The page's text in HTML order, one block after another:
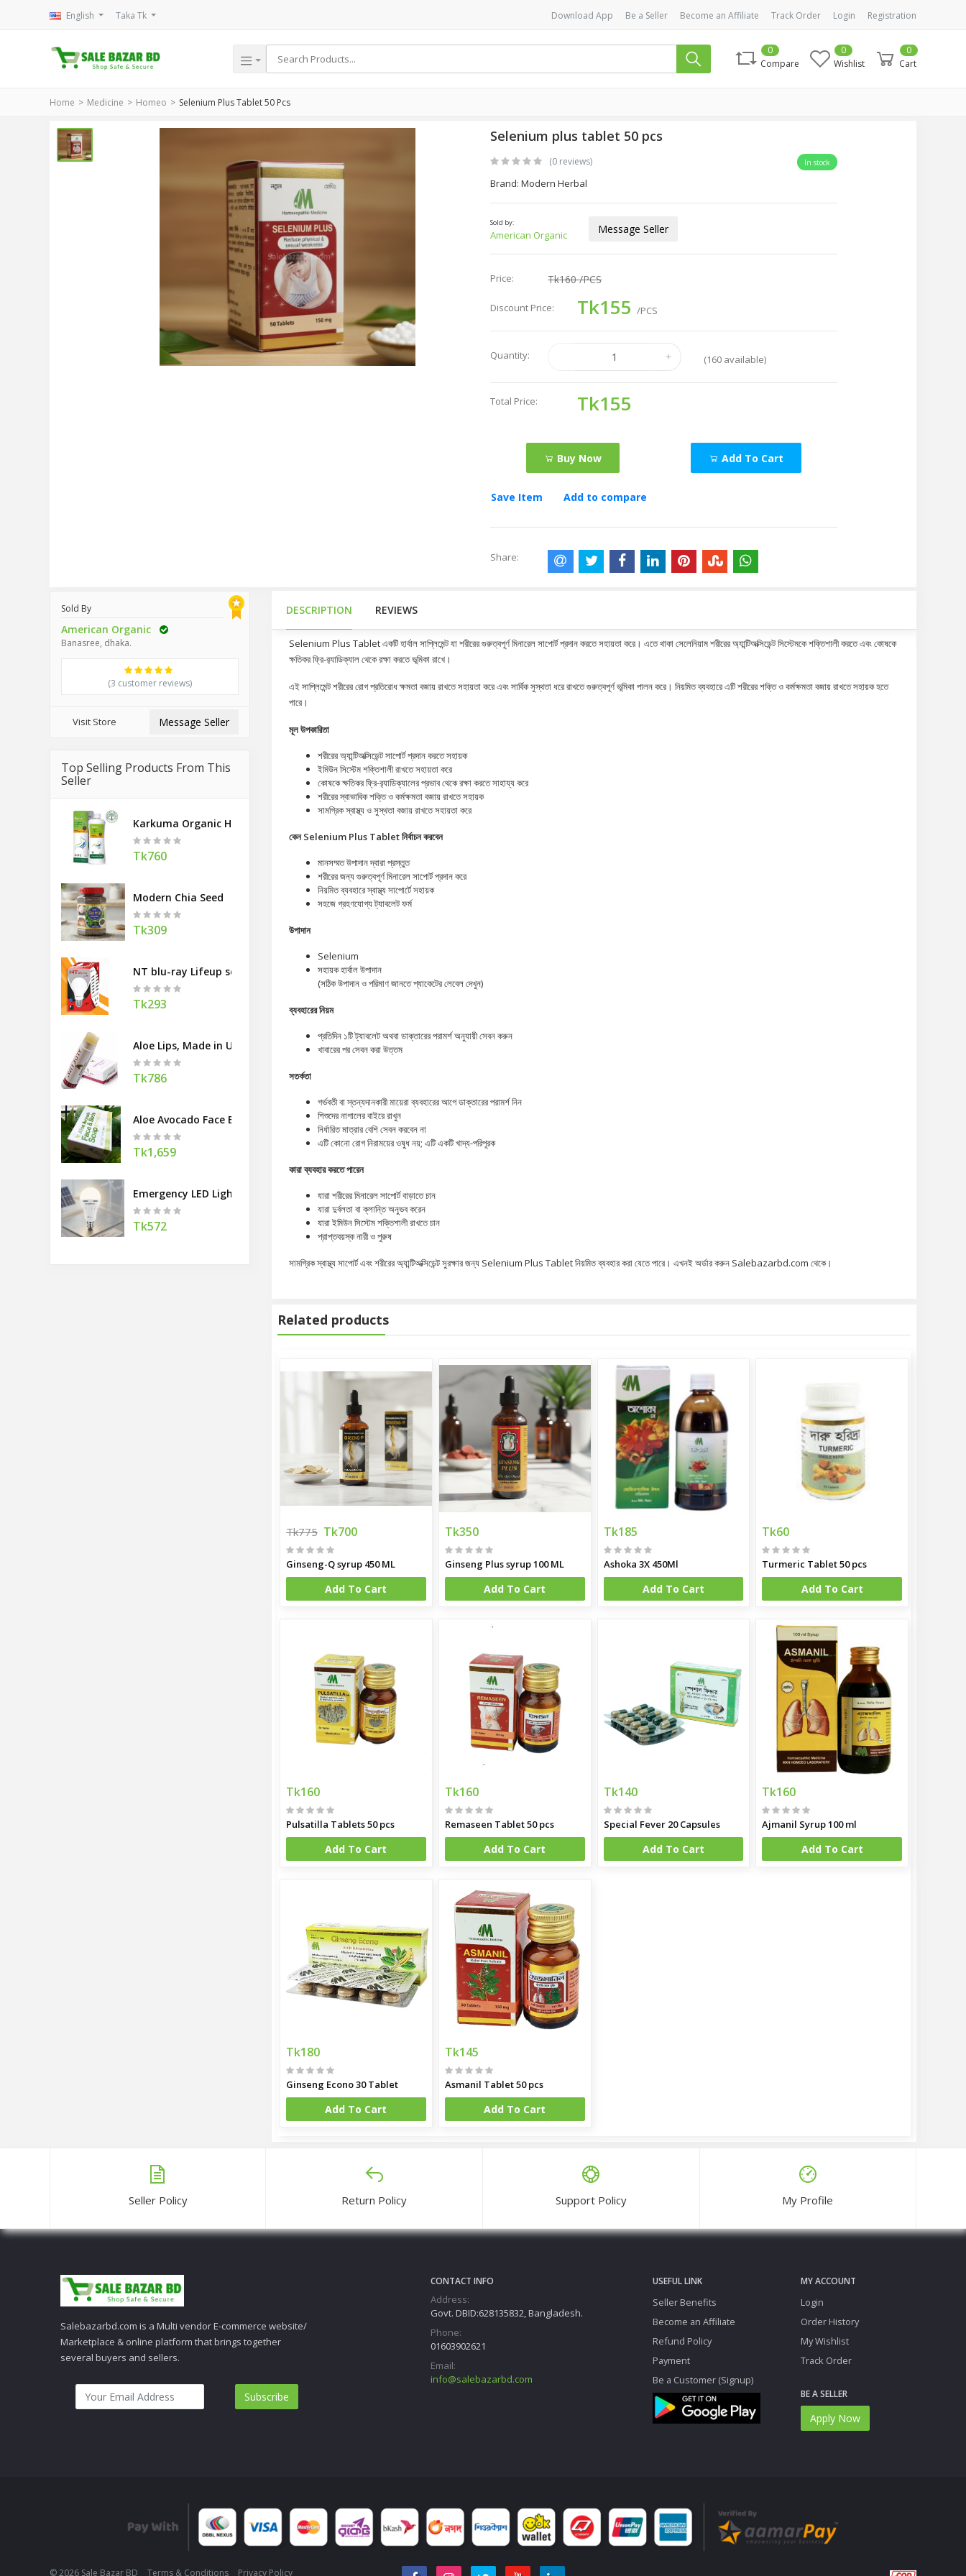
English Taka Tk Download App Be a Seller Become an Affiliate Track Order Login Registration
Compare
0
Wishlist
0
Cart
0
Home Medicine Homeo Selenium Plus Tablet 50 Pcs
Selenium plus tablet 50 pcs
(0 reviews) In stock
Brand: Modern Herbal
Sold by:
American Organic Message Seller
Price: Tk160/PCS
Discount Price: Tk155 /PCS
Quantity: (160available)
Total Price: Tk155
Buy Now Add To Cart
Save Item Add to compare
Share:
Sold By
American Organic
Banasree, dhaka.
(3 customer reviews)
Visit Store Message Seller
Top Selling Products From This
Seller
Karkuma Organic Healthy Gut 400 ML
Tk760
Modern Chia Seed
Tk309
NT blu-ray Lifeup series Bulb
Tk293
Aloe Lips, Made in USA
Tk786
Aloe Avocado Face Body Soap, Made in USA
Tk1,659
Emergency LED Light
Tk572
DESCRIPTION REVIEWS
Selenium Plus Tablet একটি হার্বাল সাপ্লিমেন্ট যা শরীরের গুরুত্বপূর্ণ মিনারেল সাপোর্ট প্রদান করতে সহায়তা করে। এতে থাকা সেলেনিয়াম শরীরের অ্যান্টিঅক্সিডেন্ট সিস্টেমকে শক্তিশালী করতে এবং কোষকে
ক্ষতিকর ফ্রি-র‌্যাডিক্যাল থেকে রক্ষা করতে ভূমিকা রাখে।
এই সাপ্লিমেন্ট শরীরের রোগ প্রতিরোধ ক্ষমতা বজায় রাখতে সহায়তা করে এবং সার্বিক সুস্থতা ধরে রাখতে গুরুত্বপূর্ণ ভূমিকা পালন করে। নিয়মিত ব্যবহারে এটি শরীরের শক্তি ও কর্মক্ষমতা বজায় রাখতে সহায়ক হতে
পারে।
মূল উপকারিতা
শরীরের অ্যান্টিঅক্সিডেন্ট সাপোর্ট প্রদান করতে সহায়ক
ইমিউন সিস্টেম শক্তিশালী রাখতে সহায়তা করে
কোষকে ক্ষতিকর ফ্রি-র‌্যাডিক্যালের প্রভাব থেকে রক্ষা করতে সাহায্য করে
শরীরের স্বাভাবিক শক্তি ও কর্মক্ষমতা বজায় রাখতে সহায়ক
সামগ্রিক স্বাস্থ্য ও সুস্থতা বজায় রাখতে সহায়তা করে
কেন Selenium Plus Tablet নির্বাচন করবেন
মানসম্মত উপাদান দ্বারা প্রস্তুত
শরীরের জন্য গুরুত্বপূর্ণ মিনারেল সাপোর্ট প্রদান করে
নিয়মিত ব্যবহারে স্বাস্থ্য সাপোর্টে সহায়ক
সহজে গ্রহণযোগ্য ট্যাবলেট ফর্ম
উপাদান
Selenium
সহায়ক হার্বাল উপাদান
(সঠিক উপাদান ও পরিমাণ জানতে প্যাকেটের লেবেল দেখুন)
ব্যবহারের নিয়ম
প্রতিদিন ১টি ট্যাবলেট অথবা ডাক্তারের পরামর্শ অনুযায়ী সেবন করুন
খাবারের পর সেবন করা উত্তম
সতর্কতা
গর্ভবতী বা স্তন্যদানকারী মায়েরা ব্যবহারের আগে ডাক্তারের পরামর্শ নিন
শিশুদের নাগালের বাইরে রাখুন
নির্ধারিত মাত্রার বেশি সেবন করবেন না
এটি কোনো রোগ নিরাময়ের ওষুধ নয়; এটি একটি খাদ্য-পরিপূরক
কারা ব্যবহার করতে পারেন
যারা শরীরের মিনারেল সাপোর্ট বাড়াতে চান
যারা দুর্বলতা বা ক্লান্তি অনুভব করেন
যারা ইমিউন সিস্টেম শক্তিশালী রাখতে চান
প্রাপ্তবয়স্ক নারী ও পুরুষ
সামগ্রিক স্বাস্থ্য সাপোর্ট এবং শরীরের অ্যান্টিঅক্সিডেন্ট সুরক্ষার জন্য Selenium Plus Tablet নিয়মিত ব্যবহার করা যেতে পারে। এখনই অর্ডার করুন Salebazarbd.com থেকে।
Related products
Tk775 Tk700
Ginseng-Q syrup 450 ML
Add To Cart
Tk350
Ginseng Plus syrup 100 ML
Add To Cart
Tk185
Ashoka 3X 450Ml
Add To Cart
Tk60
Turmeric Tablet 50 pcs
Add To Cart
Tk160
Pulsatilla Tablets 50 pcs
Add To Cart
Tk160
Remaseen Tablet 50 pcs
Add To Cart
Tk140
Special Fever 20 Capsules
Add To Cart
Tk160
Ajmanil Syrup 100 ml
Add To Cart
Tk180
Ginseng Econo 30 Tablet
Add To Cart
Tk145
Asmanil Tablet 50 pcs
Add To Cart
Seller Policy Return Policy Support Policy My Profile
Salebazarbd.com is a Multi vendor E-commerce website/
Marketplace & online platform that brings together
several buyers and sellers.
Subscribe
CONTACT INFO
Address:
Govt. DBID:628135832, Bangladesh.
Phone:
01603902621
Email:
info@salebazarbd.com
USEFUL LINK
Seller Benefits
Become an Affiliate
Refund Policy
Payment
Be a Customer (Signup)
MY ACCOUNT
Login
Order History
My Wishlist
Track Order
BE A SELLER
Apply Now
© 2026 Sale Bazar BD Terms & Conditions Privacy Policy